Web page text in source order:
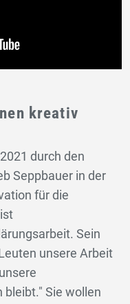
kreativ
durch den
Seppbauer in der
für die
Sein
unsere Arbeit
bleibt." Sie wollen